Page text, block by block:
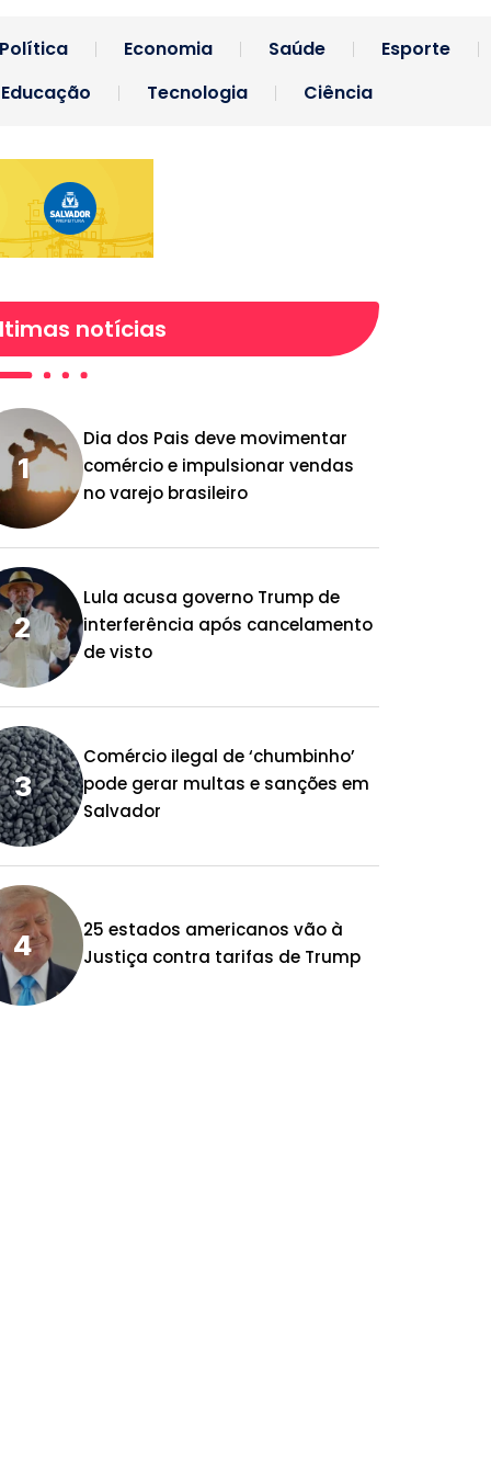
Política Economia Saúde
Esporte
Educação Tecnologia Ciência
notícias
Dia dos Pais deve movimentar
comércio e impulsionar vendas
no varejo brasileiro
Lula acusa governo Trump de
interferência após cancelamento
de visto
Comércio ilegal de ‘chumbinho’
pode gerar multas e sanções em
Salvador
25 estados americanos vão à
Justiça contra tarifas de Trump